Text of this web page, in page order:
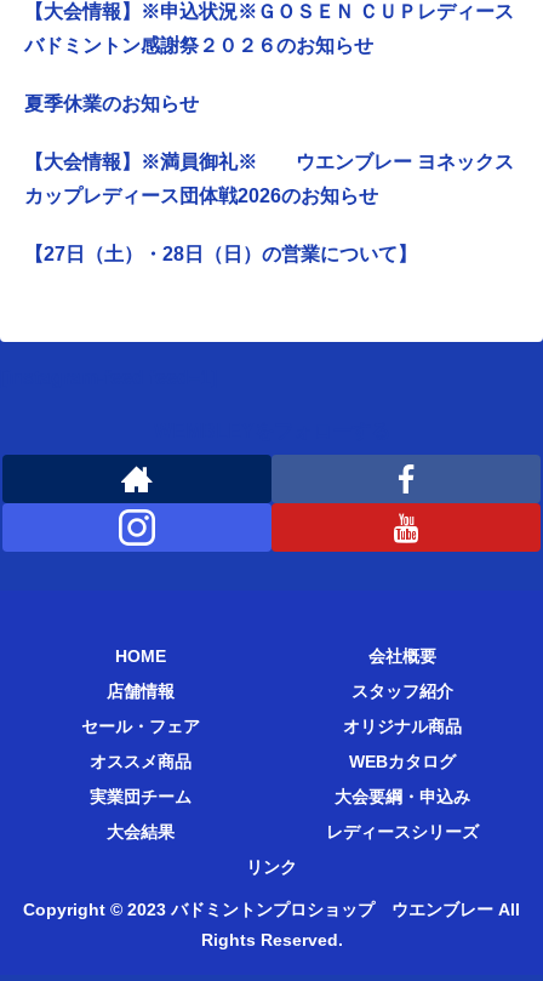
【大会情報】※申込状況※ＧＯＳＥＮ ＣＵＰレディース
バドミントン感謝祭２０２６のお知らせ
夏季休業のお知らせ
【大会情報】※満員御礼※ ウエンブレー ヨネックス
カップレディース団体戦2026のお知らせ
【27日（土）・28日（日）の営業について】
HOME
会社概要
店舗情報
スタッフ紹介
セール・フェア
オリジナル商品
オススメ商品
WEBカタログ
実業団チーム
大会要綱・申込み
大会結果
レディースシリーズ
リンク
Copyright © 2023 バドミントンプロショップ ウエンブレー All
Rights Reserved.